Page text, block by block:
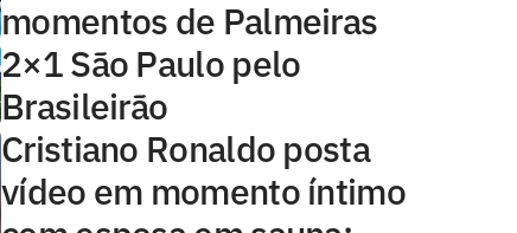
momentos de Palmeiras
2×1 São Paulo pelo
Brasileirão
Cristiano Ronaldo posta
vídeo em momento íntimo